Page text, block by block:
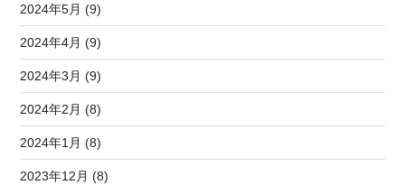
2024年5月 (9)
2024年4月 (9)
2024年3月 (9)
2024年2月 (8)
2024年1月 (8)
2023年12月 (8)